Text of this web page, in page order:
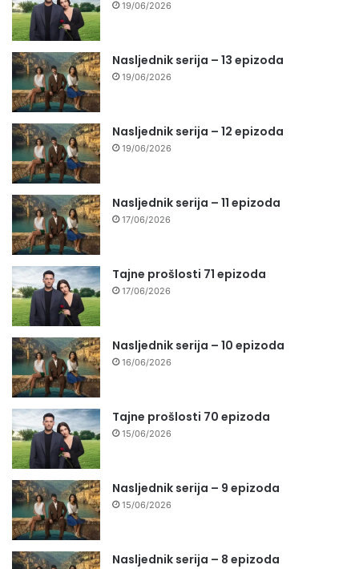
19/06/2026
Nasljednik serija – 13 epizoda
19/06/2026
Nasljednik serija – 12 epizoda
19/06/2026
Nasljednik serija – 11 epizoda
17/06/2026
Tajne prošlosti 71 epizoda
17/06/2026
Nasljednik serija – 10 epizoda
16/06/2026
Tajne prošlosti 70 epizoda
15/06/2026
Nasljednik serija – 9 epizoda
15/06/2026
Nasljednik serija – 8 epizoda